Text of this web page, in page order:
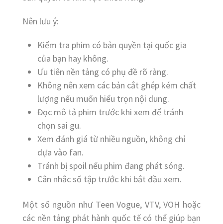
Nên lưu ý:
Kiểm tra phim có bản quyền tại quốc gia
của bạn hay không.
Ưu tiên nền tảng có phụ đề rõ ràng.
Không nên xem các bản cắt ghép kém chất
lượng nếu muốn hiểu trọn nội dung.
Đọc mô tả phim trước khi xem để tránh
chọn sai gu.
Xem đánh giá từ nhiều nguồn, không chỉ
dựa vào fan.
Tránh bị spoil nếu phim đang phát sóng.
Cân nhắc số tập trước khi bắt đầu xem.
Một số nguồn như Teen Vogue, VTV, VOH hoặc
các nền tảng phát hành quốc tế có thể giúp bạn